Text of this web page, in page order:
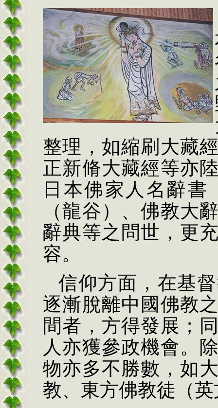
整理，如縮刷大藏
正新脩大藏經等亦
日本佛家人名辭書
（龍谷）、佛教大
辭典等之問世，更
容。
信仰方面，在基
逐漸脫離中國佛教
間者，方得發展；
人亦獲參政機會。
物亦多不勝數，如
教、東方佛教徒（